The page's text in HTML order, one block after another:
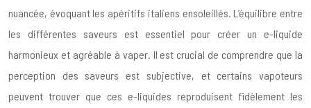
nuancée, évoquant les apéritifs italiens ensoleillés. L’équilibre entre
les différentes saveurs est essentiel pour créer un e-liquide
harmonieux et agréable à vaper. Il est crucial de comprendre que la
perception des saveurs est subjective, et certains vapoteurs
peuvent trouver que ces e-liquides reproduisent fidèlement les